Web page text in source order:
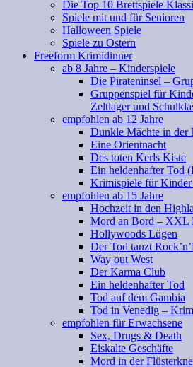
Die Top 10 Brettspiele
Spiele mit und für Senioren
Halloween Spiele
Spiele zu Ostern
Freeform Krimidinner
ab 8 Jahre – Kinderspiele
Die Pirateninsel –
Gruppenspiel für
Zeltlager und
empfohlen ab 12 Jahre
Dunkle Mächte in der
Eine Orientnacht
Des toten Kerls Kiste
Ein heldenhafter Tod
Krimispiele für
empfohlen ab 15 Jahre
Hochzeit in den
Mord an Bord – XXL
Hollywoods Lügen
Der Tod tanzt
Way out West
Der Karma Club
Ein heldenhafter Tod
Tod auf dem Gambia
Tod in Venedig –
empfohlen für Erwachsene
Sex, Drugs & Death
Eiskalte Geschäfte
Mord in der